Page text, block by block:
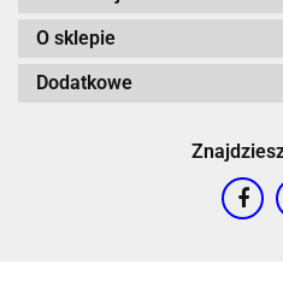
O sklepie
Dodatkowe